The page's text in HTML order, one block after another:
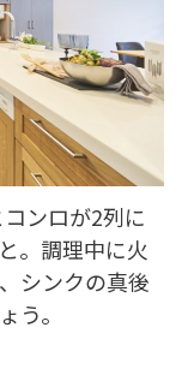
ンロが2列に
。調理中に火
シンクの真後
う。